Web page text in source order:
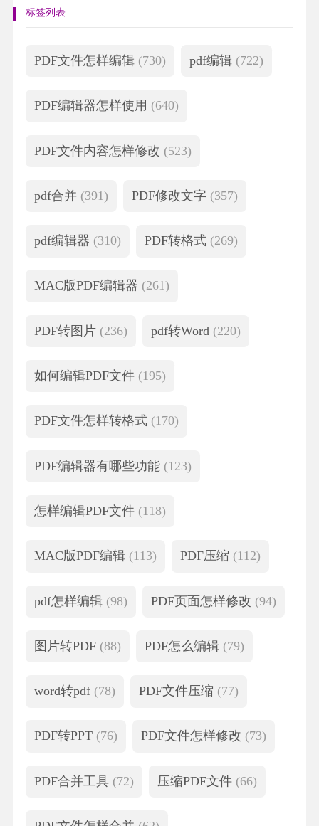
标签列表
PDF文件怎样编辑 (730) pdf编辑 (722)
PDF编辑器怎样使用 (640)
PDF文件内容怎样修改 (523)
pdf合并 (391) PDF修改文字 (357)
pdf编辑器 (310) PDF转格式 (269)
MAC版PDF编辑器 (261)
PDF转图片 (236) pdf转Word (220)
如何编辑PDF文件 (195)
PDF文件怎样转格式 (170)
PDF编辑器有哪些功能 (123)
怎样编辑PDF文件 (118)
MAC版PDF编辑 (113) PDF压缩 (112)
pdf怎样编辑 (98) PDF页面怎样修改 (94)
图片转PDF (88) PDF怎么编辑 (79)
word转pdf (78) PDF文件压缩 (77)
PDF转PPT (76) PDF文件怎样修改 (73)
PDF合并工具 (72) 压缩PDF文件 (66)